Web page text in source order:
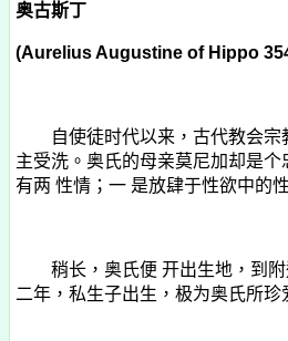
奥古斯丁
(Aurelius Augustine of Hippo
自使徒时代以来，古代教会宗
主受洗。奥氏的母亲莫尼加却是
有两 性情；一 是放肆于性欲中的
稍长，奥氏便 开出生地，到附
二年，私生子出生，极为奥氏所珍